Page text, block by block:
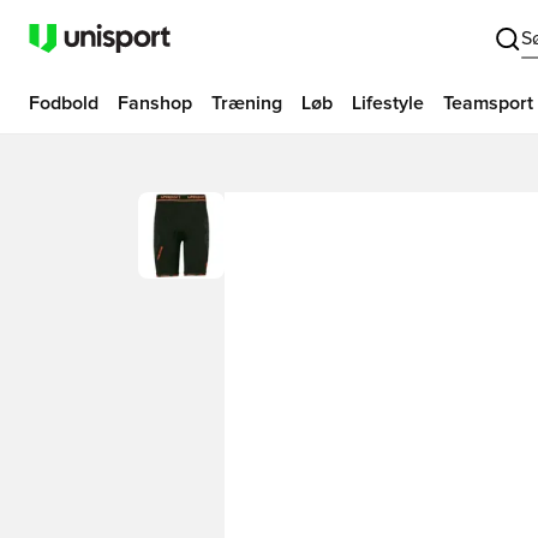
Fodbold Fanshop Træning Løb Lifestyle Teamsport